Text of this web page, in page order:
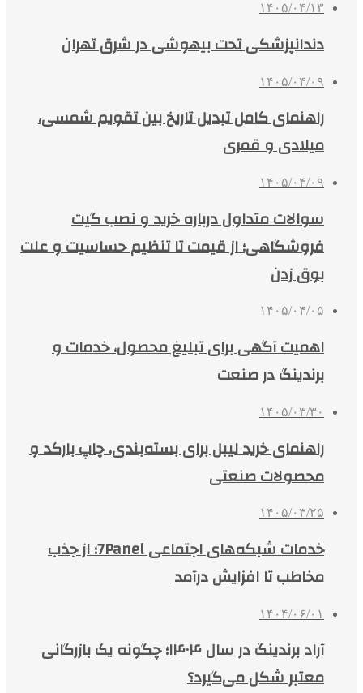
۱۴۰۵/۰۴/۱۳
دندانپزشکی تحت بیهوشی در شرق تهران
۱۴۰۵/۰۴/۰۹
راهنمای کامل تبدیل تاریخ بین تقویم شمسی،
میلادی و قمری
۱۴۰۵/۰۴/۰۹
سوالات متداول درباره خرید و نصب گیت
فروشگاهی؛ از قیمت تا تنظیم حساسیت و علت
بوق زدن
۱۴۰۵/۰۴/۰۵
اهمیت آگهی برای تبلیغ محصول، خدمات و
برندینگ در صنعت
۱۴۰۵/۰۳/۳۰
راهنمای خرید لیبل برای بسته‌بندی، چاپ بارکد و
محصولات صنعتی
۱۴۰۵/۰۳/۲۵
خدمات شبکه‌های اجتماعی 7Panel؛ از جذب
مخاطب تا افزایش درآمد
۱۴۰۴/۰۶/۰۱
آراد برندینگ در سال ۱۴۰۴؛ چگونه یک بازرگانی
معتبر شکل می‌گیرد؟